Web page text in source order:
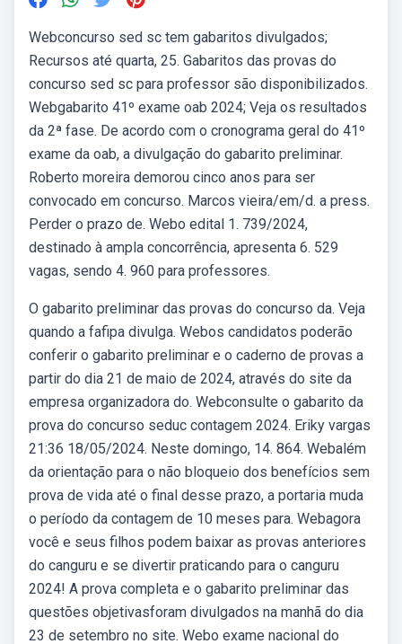
Webconcurso sed sc tem gabaritos divulgados;
Recursos até quarta, 25. Gabaritos das provas do
concurso sed sc para professor são disponibilizados.
Webgabarito 41º exame oab 2024; Veja os resultados
da 2ª fase. De acordo com o cronograma geral do 41º
exame da oab, a divulgação do gabarito preliminar.
Roberto moreira demorou cinco anos para ser
convocado em concurso. Marcos vieira/em/d. a press.
Perder o prazo de. Webo edital 1. 739/2024,
destinado à ampla concorrência, apresenta 6. 529
vagas, sendo 4. 960 para professores.
O gabarito preliminar das provas do concurso da. Veja
quando a fafipa divulga. Webos candidatos poderão
conferir o gabarito preliminar e o caderno de provas a
partir do dia 21 de maio de 2024, através do site da
empresa organizadora do. Webconsulte o gabarito da
prova do concurso seduc contagem 2024. Eriky vargas
21:36 18/05/2024. Neste domingo, 14. 864. Webalém
da orientação para o não bloqueio dos benefícios sem
prova de vida até o final desse prazo, a portaria muda
o período da contagem de 10 meses para. Webagora
você e seus filhos podem baixar as provas anteriores
do canguru e se divertir praticando para o canguru
2024! A prova completa e o gabarito preliminar das
questões objetivasforam divulgados na manhã do dia
23 de setembro no site. Webo exame nacional do